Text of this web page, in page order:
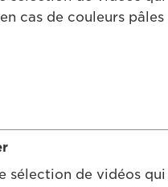
cas de couleurs
sélection de vidéos